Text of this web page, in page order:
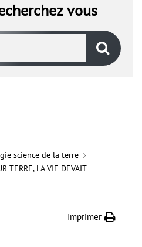
vous
science de la terre
TERRE, LA VIE DEVAIT
Imprimer